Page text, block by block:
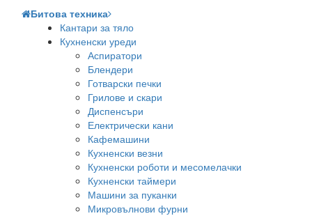
Битова техника
Кантари за тяло
Кухненски уреди
Аспиратори
Блендери
Готварски печки
Грилове и скари
Диспенсъри
Електрически кани
Кафемашини
Кухненски везни
Кухненски роботи и месомелачки
Кухненски таймери
Машини за пуканки
Микровълнови фурни